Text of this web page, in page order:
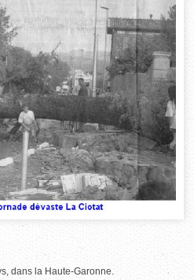
dans la Haute-Garonne.